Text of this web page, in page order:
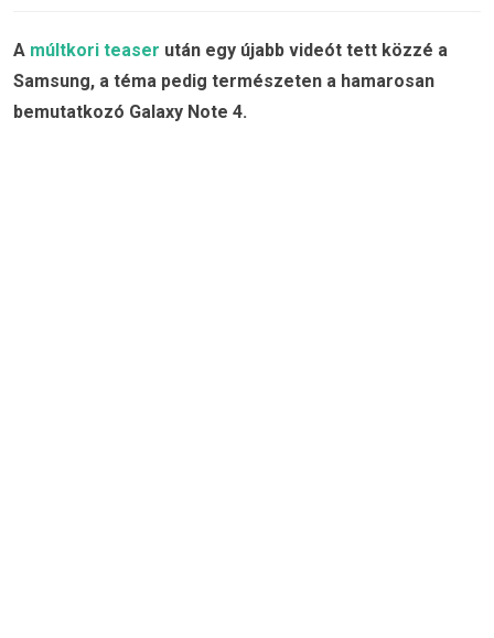
A múltkori teaser után egy újabb videót tett közzé a
Samsung, a téma pedig természeten a hamarosan
bemutatkozó Galaxy Note 4.